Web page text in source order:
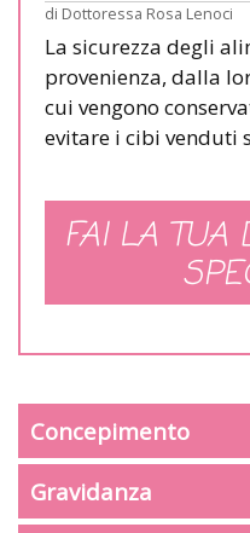
di Dottoressa Rosa Lenoci
La sicurezza degli
provenienza, dalla
cui vengono
evitare i cibi venduti
FAI LA TUA
Concepimento
Gravidanza